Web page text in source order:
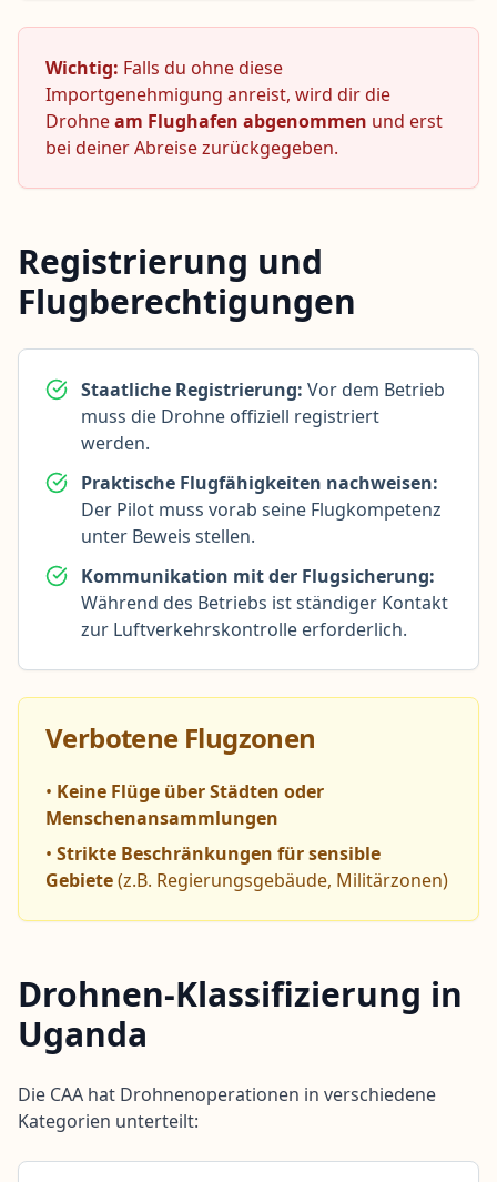
Wichtig: Falls du ohne diese
Importgenehmigung anreist, wird dir die
Drohneam Flughafen abgenommen und erst
bei deiner Abreise zurückgegeben.
Registrierung und
Flugberechtigungen
Staatliche Registrierung: Vor dem Betrieb
muss die Drohne offiziell registriert
werden.
Praktische Flugfähigkeiten nachweisen:
Der Pilot muss vorab seine Flugkompetenz
unter Beweis stellen.
Kommunikation mit der Flugsicherung:
Während des Betriebs ist ständiger Kontakt
zur Luftverkehrskontrolle erforderlich.
Verbotene Flugzonen
• Keine Flüge über Städten oder
Menschenansammlungen
• Strikte Beschränkungen für sensible
Gebiete(z.B. Regierungsgebäude, Militärzonen)
Drohnen-Klassifizierung in
Uganda
Die CAA hat Drohnenoperationen in verschiedene
Kategorien unterteilt: